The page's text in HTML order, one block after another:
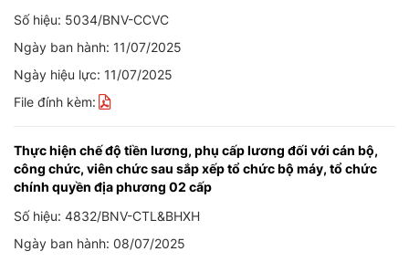
Số hiệu: 5034/BNV-CCVC
Ngày ban hành: 11/07/2025
Ngày hiệu lực: 11/07/2025
File đính kèm:
Thực hiện chế độ tiền lương, phụ cấp lương đối với cán bộ,
công chức, viên chức sau sắp xếp tổ chức bộ máy, tổ chức
chính quyền địa phương 02 cấp
Số hiệu: 4832/BNV-CTL&BHXH
Ngày ban hành: 08/07/2025